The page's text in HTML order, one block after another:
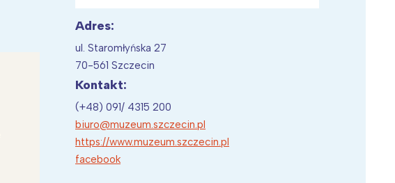
Adres:
ul. Staromłyńska 27
70-561 Szczecin
Kontakt:
(+48) 091/ 4315 200
biuro@muzeum.szczecin.pl
https://www.muzeum.szczecin.pl
facebook